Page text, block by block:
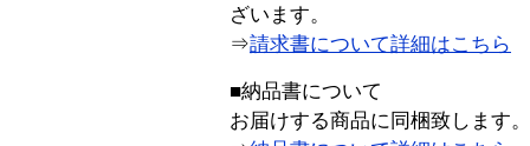
ざいます。
⇒請求書について詳細はこちら
■納品書について
お届けする商品に同梱致します。